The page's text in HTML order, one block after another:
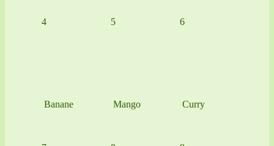
4
Banane
5
Mango
6
Curry